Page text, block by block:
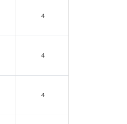
4
4
4